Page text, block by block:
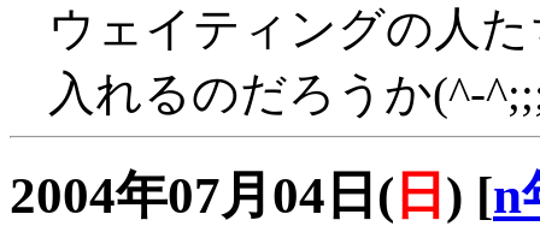
ウェイティングの人
入れるのだろうか(^-
2004年07月04日( 日 ) [n